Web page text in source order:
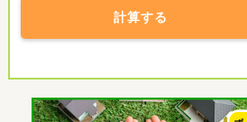
計算する